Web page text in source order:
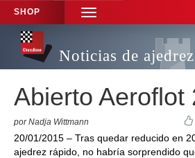
SHOP
TOGGLE
NAVIGATION
Noticias de ajedrez
Abierto Aeroflot
por Nadja Wittmann
20/01/2015 – Tras quedar reducido en
ajedrez rápido, no habría sorprendido